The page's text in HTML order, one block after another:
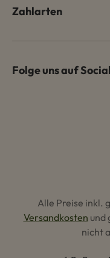
Zahlarten
Folge uns auf
Alle Preise inkl.
Versandkosten und
nicht